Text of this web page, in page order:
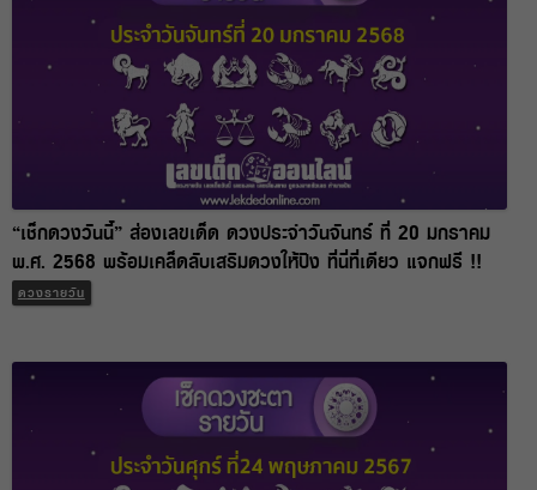
“เช็กดวงวันนี้” ส่องเลขเด็ด ดวงประจำวันจันทร์ ที่ 20 มกราคม
พ.ศ. 2568 พร้อมเคล็ดลับเสริมดวงให้ปัง ที่นี่ที่เดียว แจกฟรี !!
ดวงรายวัน